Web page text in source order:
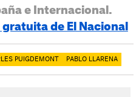
e Internacional.
de El Nacional
PUIGDEMONT PABLO LLARENA